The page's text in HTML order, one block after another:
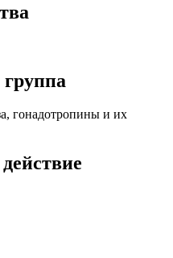
гонадотропины и их